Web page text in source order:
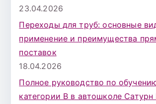
23.04.2026
Переходы для труб: основные
применение и преимущества
поставок
18.04.2026
Полное руководство по
категории B в автошколе Сатурн